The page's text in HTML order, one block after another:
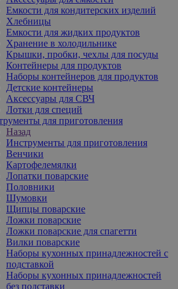
Емкости для кондитерских изделий
Хлебницы
Емкости для жидких продуктов
Хранение в холодильнике
Крышки, пробки, чехлы для посуды
Контейнеры для продуктов
Наборы контейнеров для продуктов
Детские контейнеры
Аксессуары для СВЧ
Лотки для специй
для приготовления
Назад
Инструменты для приготовления
Венчики
Картофелемялки
Лопатки поварские
Половники
Шумовки
Щипцы поварские
Ложки поварские
Ложки поварские для спагетти
Вилки поварские
Наборы кухонных принадлежностей с
подставкой
Наборы кухонных принадлежностей
без подставки